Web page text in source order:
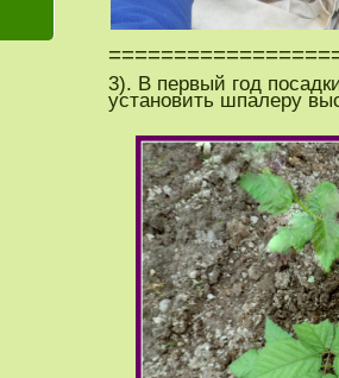
3). В первый год
установить шпалеру